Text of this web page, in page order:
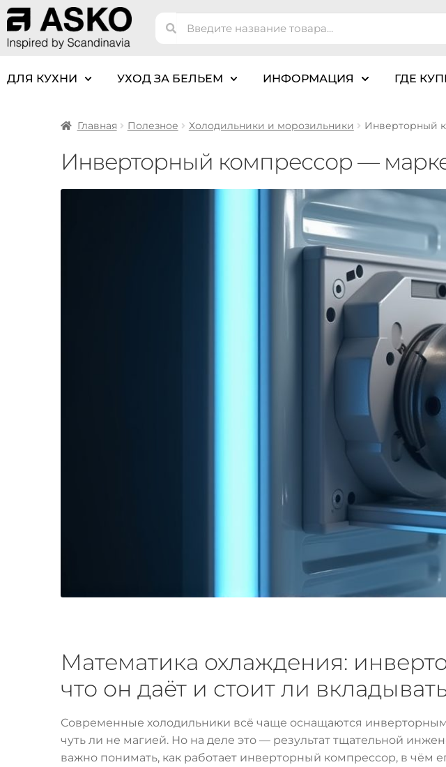
ДЛЯ КУХНИ УХОД ЗА БЕЛЬЕМ ИНФОРМАЦИЯ ГДЕ
Главная Полезное Холодильники и морозильники Инверторный
Инверторный компрессор —
Математика охлаждения:
что он даёт и стоит ли
Современные холодильники всё чаще оснащаются
чуть ли не магией. Но на деле это — результат тщательной
важно понимать, как работает инверторный компрессор, в чём